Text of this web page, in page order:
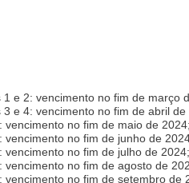
1 e 2: vencimento no fim de março
3 e 4: vencimento no fim de abril de
vencimento no fim de maio de 2024;
vencimento no fim de junho de
vencimento no fim de julho de 2024;
vencimento no fim de agosto de
vencimento no fim de setembro de